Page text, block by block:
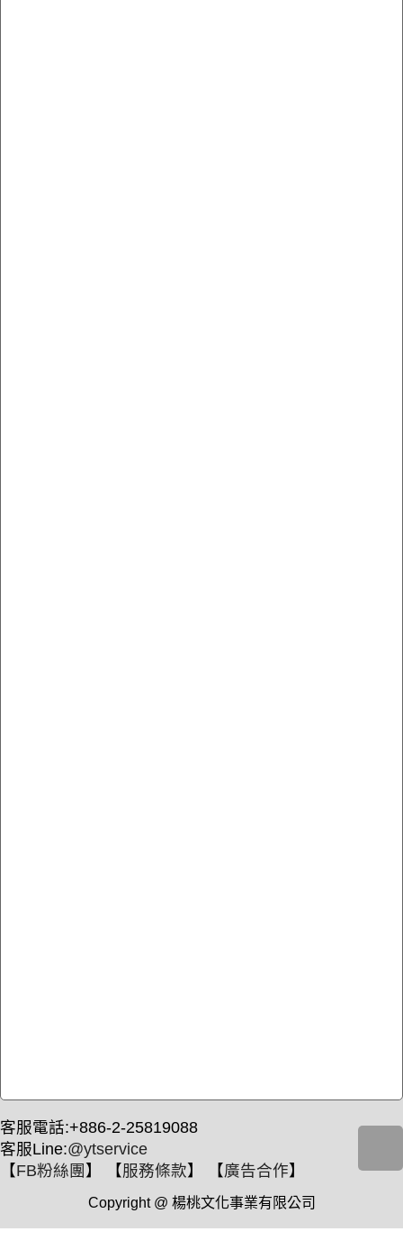
客服電話:+886-2-25819088
客服Line:@ytservice
【FB粉絲團 】 【服務條款】 【廣告合作】
Copyright @ 楊桃文化事業有限公司